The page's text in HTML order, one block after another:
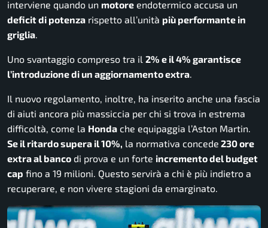
interviene quando un motore endotermico accusa un
deficit di potenza rispetto all’unità più performante in
griglia.
Uno svantaggio compreso tra il 2% e il 4% garantisce
l’introduzione di un aggiornamento extra.
Il nuovo regolamento, inoltre, ha inserito anche una fascia
di aiuti ancora più massiccia per chi si trova in estrema
difficoltà, come la Honda che equipaggia l’Aston Martin.
Se il ritardo supera il 10%, la normativa concede 230 ore
extra al banco di prova e un forte incremento del budget
cap fino a 19 milioni. Questo servirà a chi è più indietro a
recuperare, e non vivere stagioni da emarginato.